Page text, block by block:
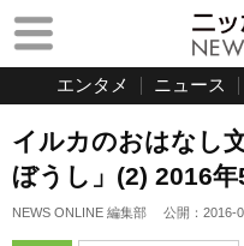
エンタメ ニュース
イルカのおはなし
ぼうし」(2) 2016
NEWS ONLINE 編集部 公開： 2016-